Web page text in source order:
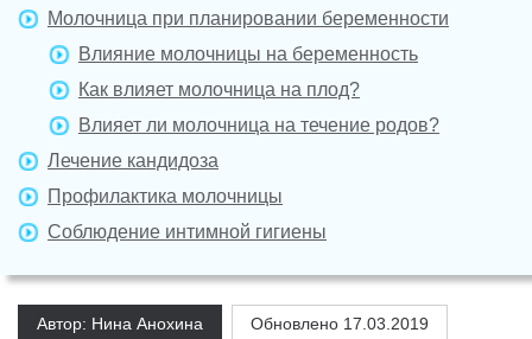
Молочница при планировании беременности
Влияние молочницы на беременность
Как влияет молочница на плод?
Влияет ли молочница на течение родов?
Лечение кандидоза
Профилактика молочницы
Соблюдение интимной гигиены
Автор: Нина Анохина Обновлено 17.03.2019